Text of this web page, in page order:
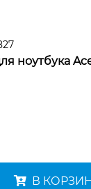
ноутбука
В